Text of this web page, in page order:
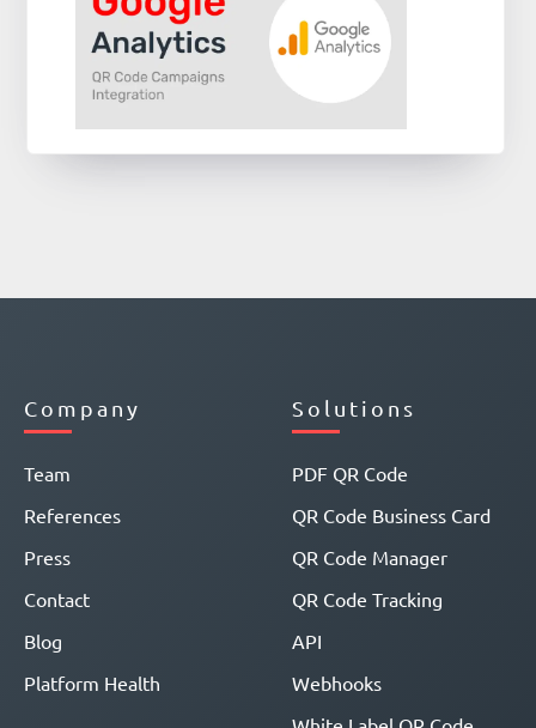
Company
Team
References
Press
Contact
Blog
Platform Health
Solutions
PDF QR Code
QR Code Business Card
QR Code Manager
QR Code Tracking
API
Webhooks